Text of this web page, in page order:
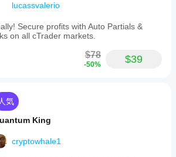
lucassvalerio
Secure profits with Auto Partials &
on all cTrader markets.
$78
-50% $39
人気
King
cryptowhale1